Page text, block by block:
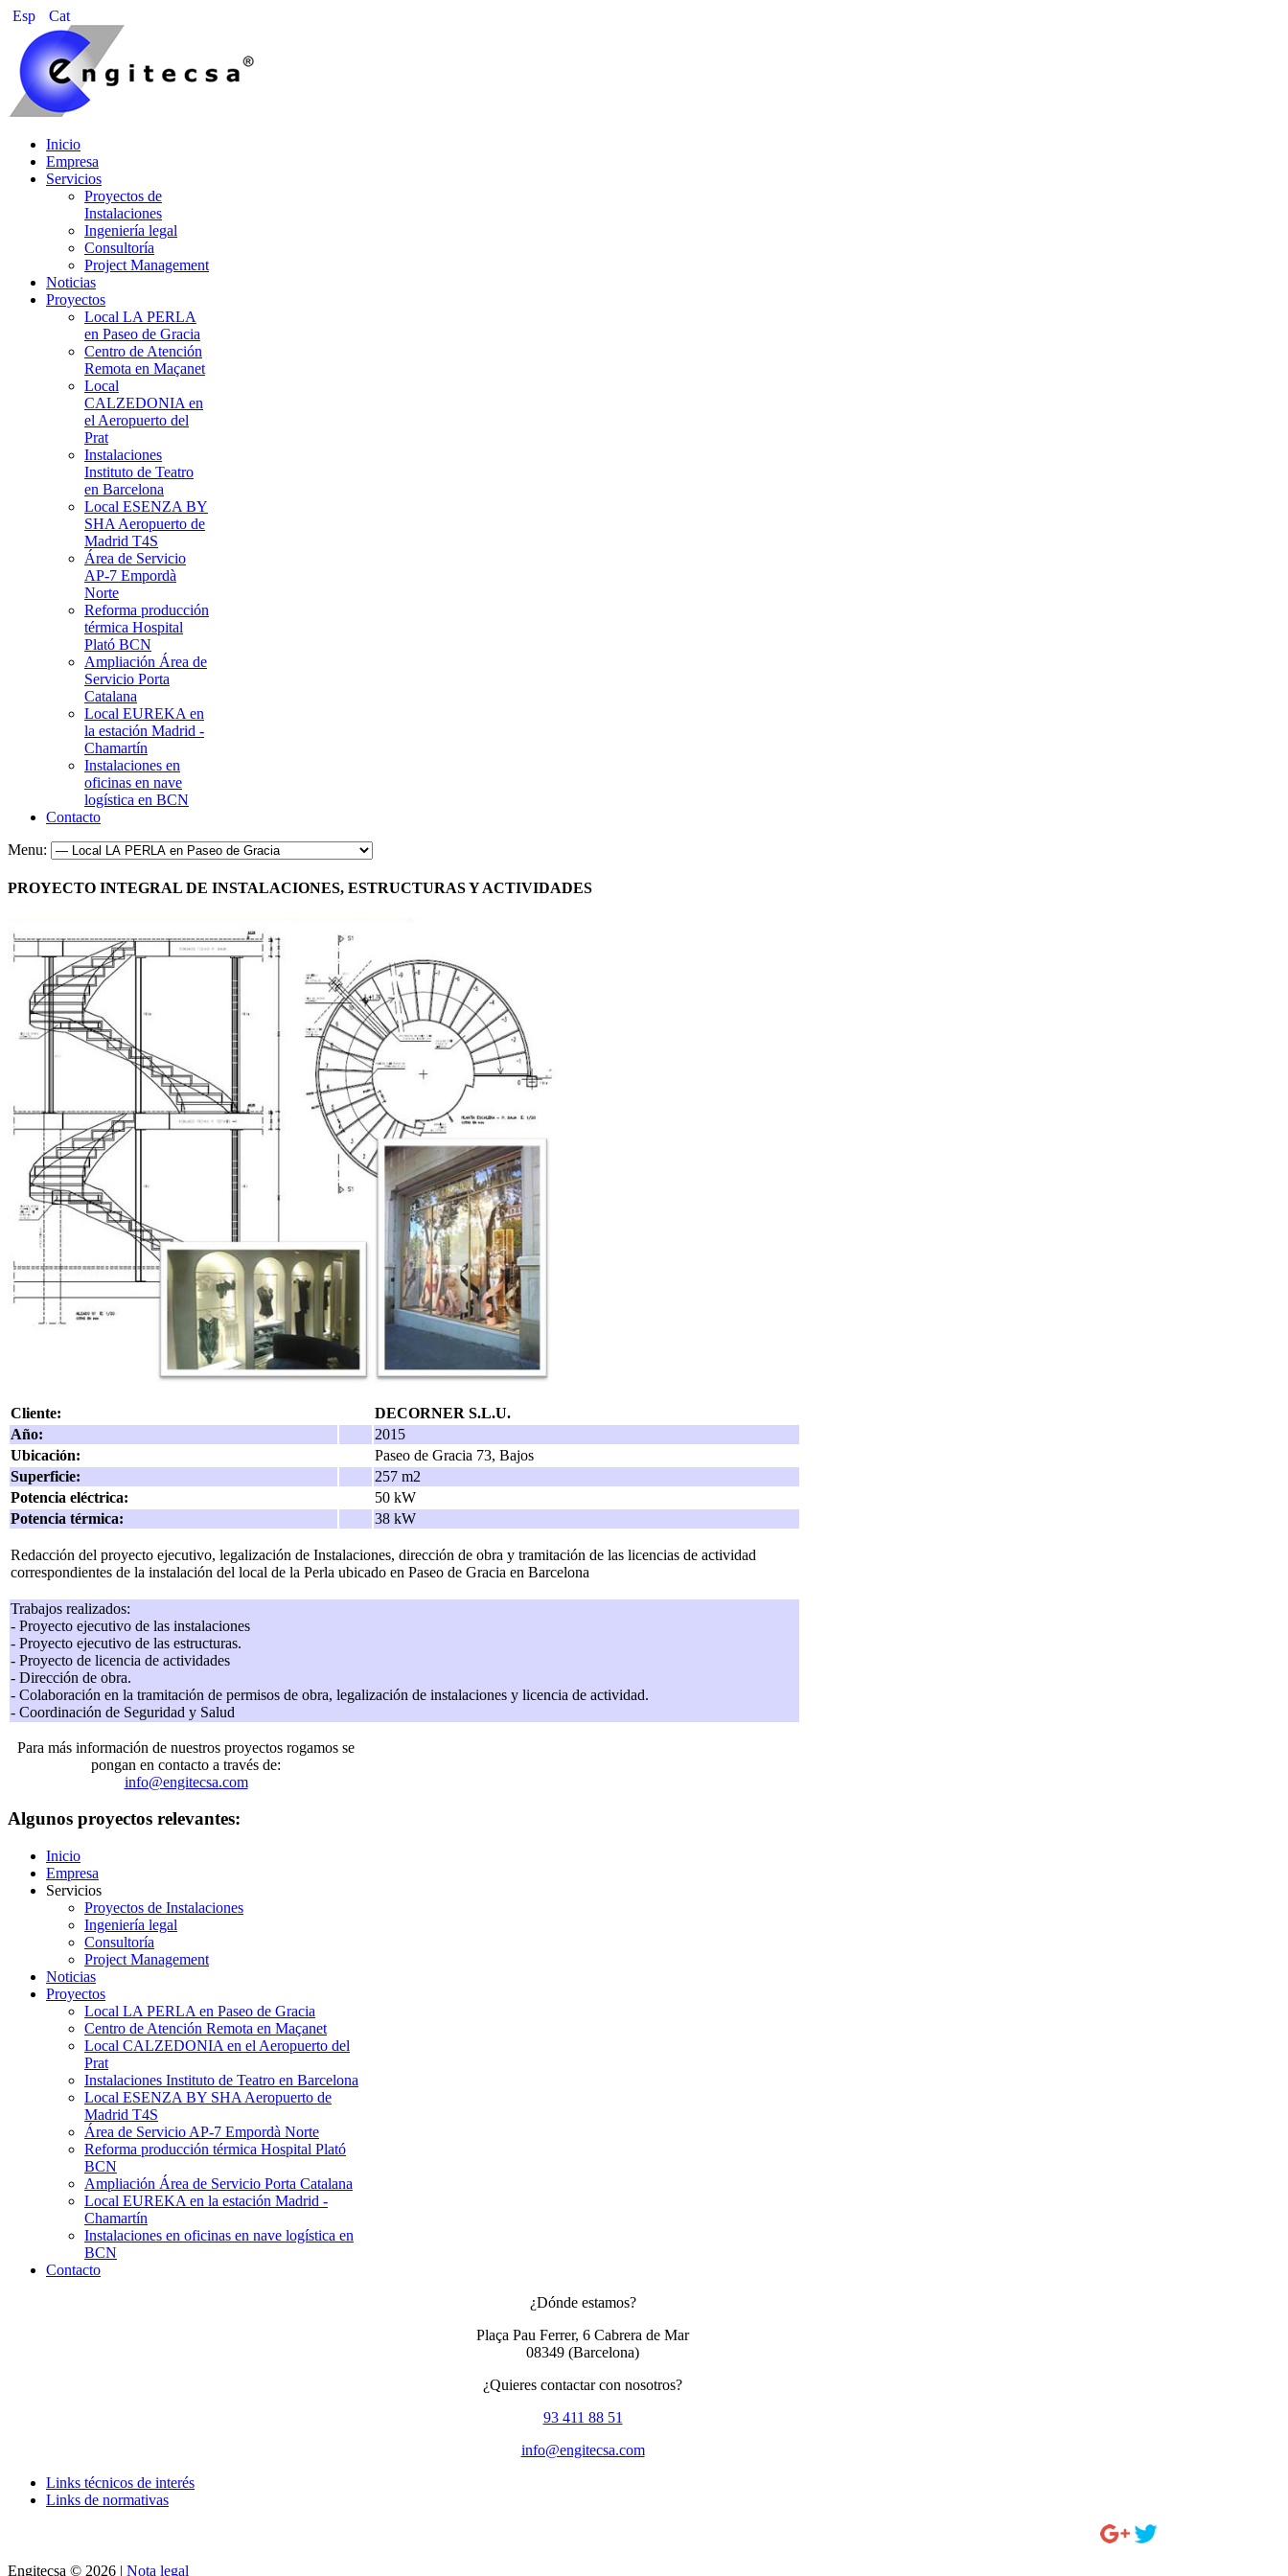
Esp Cat
Inicio
Empresa
Servicios
Proyectos de
Instalaciones
Ingeniería legal
Consultoría
Project Management
Noticias
Proyectos
Local LA PERLA
en Paseo de Gracia
Centro de Atención
Remota en Maçanet
Local
CALZEDONIA en
el Aeropuerto del
Prat
Instalaciones
Instituto de Teatro
en Barcelona
Local ESENZA BY
SHA Aeropuerto de
Madrid T4S
Área de Servicio
AP-7 Empordà
Norte
Reforma producción
térmica Hospital
Plató BCN
Ampliación Área de
Servicio Porta
Catalana
Local EUREKA en
la estación Madrid -
Chamartín
Instalaciones en
oficinas en nave
logística en BCN
Contacto
Menu:
PROYECTO INTEGRAL DE INSTALACIONES, ESTRUCTURAS Y ACTIVIDADES
Cliente:
DECORNER S.L.U.
Año:
2015
Ubicación:
Paseo de Gracia 73, Bajos
Superficie:
257 m2
Potencia eléctrica:
50 kW
Potencia térmica:
38 kW
Redacción del proyecto ejecutivo, legalización de Instalaciones, dirección de obra y tramitación de las licencias de actividad
correspondientes de la instalación del local de la Perla ubicado en Paseo de Gracia en Barcelona
Trabajos realizados:
- Proyecto ejecutivo de las instalaciones
- Proyecto ejecutivo de las estructuras.
- Proyecto de licencia de actividades
- Dirección de obra.
- Colaboración en la tramitación de permisos de obra, legalización de instalaciones y licencia de actividad.
- Coordinación de Seguridad y Salud
Para más información de nuestros proyectos rogamos se
pongan en contacto a través de:
info@engitecsa.com
Algunos proyectos relevantes:
Inicio
Empresa
Servicios
Proyectos de Instalaciones
Ingeniería legal
Consultoría
Project Management
Noticias
Proyectos
Local LA PERLA en Paseo de Gracia
Centro de Atención Remota en Maçanet
Local CALZEDONIA en el Aeropuerto del
Prat
Instalaciones Instituto de Teatro en Barcelona
Local ESENZA BY SHA Aeropuerto de
Madrid T4S
Área de Servicio AP-7 Empordà Norte
Reforma producción térmica Hospital Plató
BCN
Ampliación Área de Servicio Porta Catalana
Local EUREKA en la estación Madrid -
Chamartín
Instalaciones en oficinas en nave logística en
BCN
Contacto
¿Dónde estamos?
Plaça Pau Ferrer, 6 Cabrera de Mar
08349 (Barcelona)
¿Quieres contactar con nosotros?
93 411 88 51
info@engitecsa.com
Links técnicos de interés
Links de normativas
Engitecsa © 2026 | Nota legal